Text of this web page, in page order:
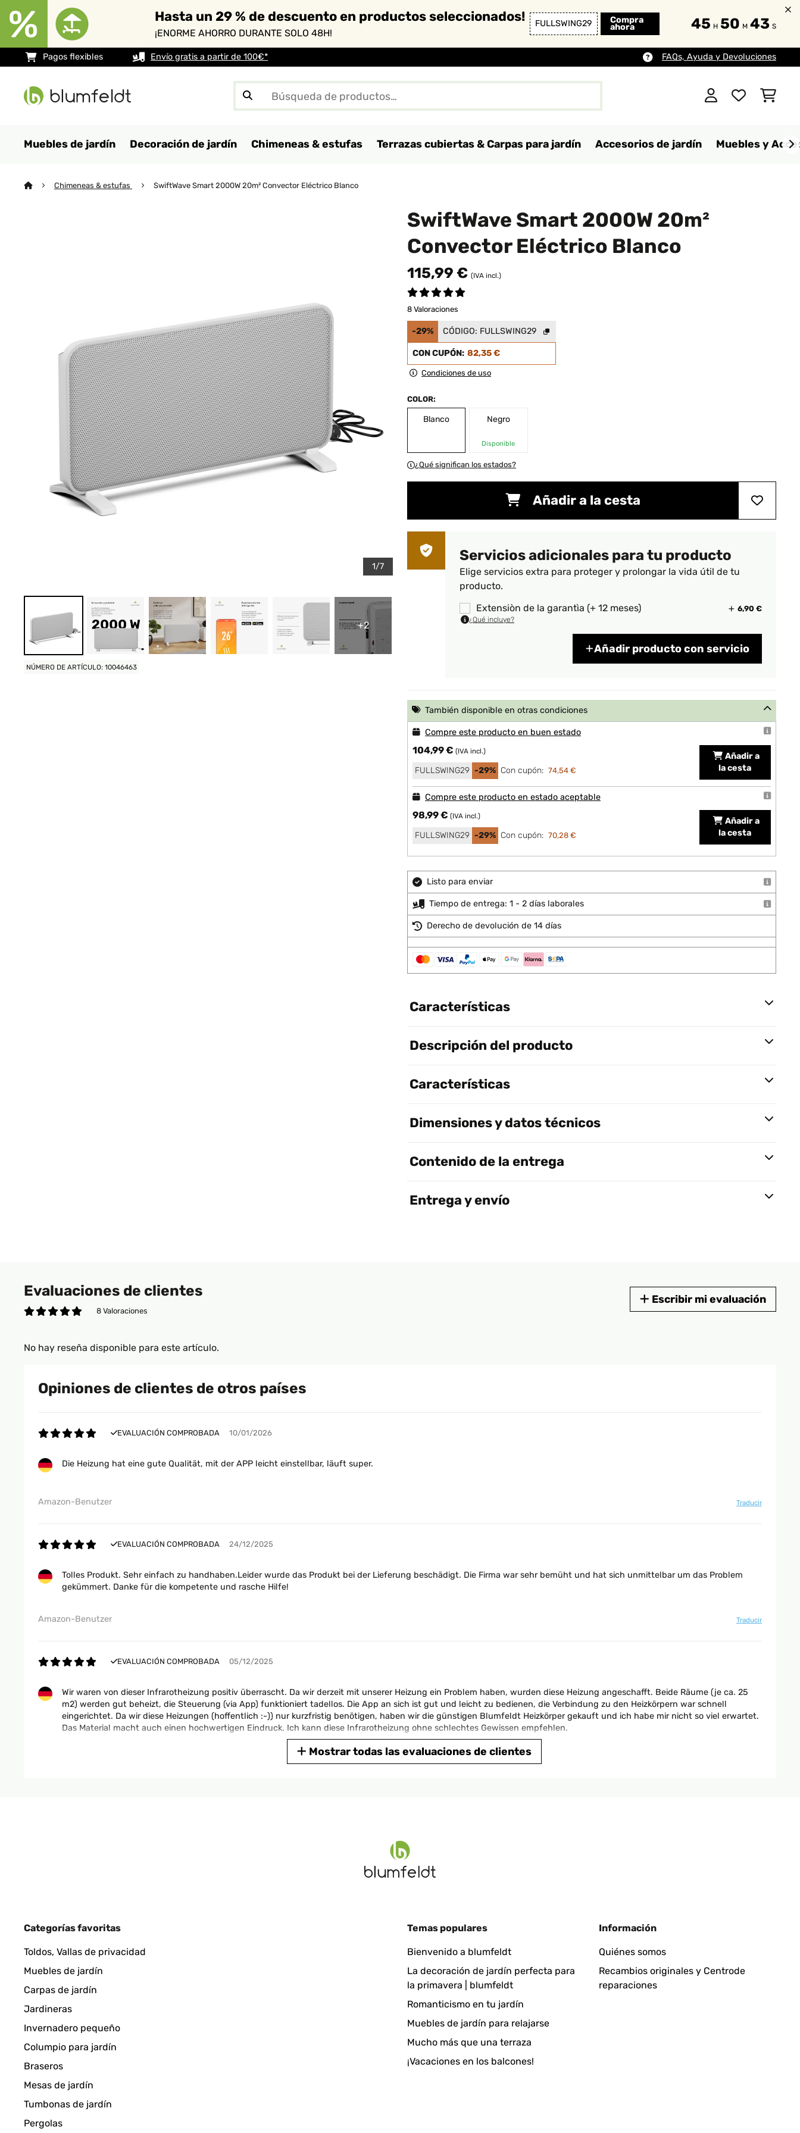
Hasta un 29 % de descuento en productos seleccionados!
¡ENORME AHORRO DURANTE SOLO 48H!
FULLSWING29 Compra
ahora 45 H 50 M 42 S
Pagos flexibles Envío gratis a partir de 100€* FAQs, Ayuda y Devoluciones
Muebles de jardín Decoración de jardín Chimeneas & estufas Terrazas cubiertas & Carpas para jardín Accesorios de jardín Muebles y
Chimeneas & estufas SwiftWave Smart 2000W 20m² Convector Eléctrico Blanco
1/7
+2
NÚMERO DE ARTÍCULO: 10046463
SwiftWave Smart 2000W 20m²
Convector Eléctrico Blanco
115,99 € (IVA incl.)
8 Valoraciones
-29% CÓDIGO: FULLSWING29
CON CUPÓN: 82,35 €
Condiciones de uso
COLOR:
Blanco Negro
Disponible
¿Qué significan los estados?
Añadir a la cesta
Servicios adicionales para tu producto
Elige servicios extra para proteger y prolongar la vida útil de tu
producto.
Extensiòn de la garantìa (+ 12 meses)
6,90 €
¿Qué incluye?
Añadir producto con servicio
También disponible en otras condiciones
Compre este producto en buen estado
104,99 € (IVA incl.)
FULLSWING29 -29% Con cupón: 74,54 €
Añadir a
la cesta
Compre este producto en estado aceptable
98,99 € (IVA incl.)
FULLSWING29 -29% Con cupón: 70,28 €
Añadir a
la cesta
Listo para enviar
Tiempo de entrega: 1 - 2 días laborales
Derecho de devolución de 14 días
Características
Descripción del producto
Características
Dimensiones y datos técnicos
Contenido de la entrega
Entrega y envío
Evaluaciones de clientes
8 Valoraciones
Escribir mi evaluación
No hay reseña disponible para este artículo.
Opiniones de clientes de otros países
EVALUACIÓN COMPROBADA 10/01/2026
Die Heizung hat eine gute Qualität, mit der APP leicht einstellbar, läuft super.
Amazon-Benutzer Traducir
EVALUACIÓN COMPROBADA 24/12/2025
Tolles Produkt. Sehr einfach zu handhaben.Leider wurde das Produkt bei der Lieferung beschädigt. Die Firma war sehr bemüht und hat sich unmittelbar um das Problem
gekümmert. Danke für die kompetente und rasche Hilfe!
Amazon-Benutzer Traducir
EVALUACIÓN COMPROBADA 05/12/2025
Wir waren von dieser Infrarotheizung positiv überrascht. Da wir derzeit mit unserer Heizung ein Problem haben, wurden diese Heizung angeschafft. Beide Räume (je ca. 25
m2) werden gut beheizt, die Steuerung (via App) funktioniert tadellos. Die App an sich ist gut und leicht zu bedienen, die Verbindung zu den Heizkörpern war schnell
eingerichtet. Da wir diese Heizungen (hoffentlich :-)) nur kurzfristig benötigen, haben wir die günstigen Blumfeldt Heizkörper gekauft und ich habe mir nicht so viel erwartet.
Das Material macht auch einen hochwertigen Eindruck. Ich kann diese Infrarotheizung ohne schlechtes Gewissen empfehlen.
EVALUACIÓN COMPROBADA
I bought this heater in combination with a 2000W mica heater for comparison after my house main heating system died and has to be repaired (try to find a tech guy that
touches old gas heaters...).First off, it is not all far infrared. This heater has quite some convection heating going on too. Which is good.Sitting in the "light" side, meaning, in
front of the heating panel lets you feel the radiation heat being absorbed by your skin. But on the "shadow" side, meaning on the backside or anything left or right or on top
of it, as well as on the backside, things very much stay cold. My room thermometers stay 4 to 7 degrees C lower than the heaters thermostat, because they are on the
"shadow" side of the heater. And the convection is maybe 20% max. on this type of heater.This heater is one-directional. The backside stays relatively cool and is fully
NOT. Considering the low range of the heating, it is most likely many buyers will use it standing nearby anyway - not on a wall far away not giving any radiation heat any
Mostrar todas las evaluaciones de clientes
Categorías favoritas
Toldos, Vallas de privacidad
Muebles de jardín
Carpas de jardín
Jardineras
Invernadero pequeño
Columpio para jardín
Braseros
Mesas de jardín
Tumbonas de jardín
Pergolas
Temas populares
Bienvenido a blumfeldt
La decoración de jardín perfecta para
la primavera | blumfeldt
Romanticismo en tu jardín
Muebles de jardín para relajarse
Mucho más que una terraza
¡Vacaciones en los balcones!
Información
Quiénes somos
Recambios originales y Centrode
reparaciones